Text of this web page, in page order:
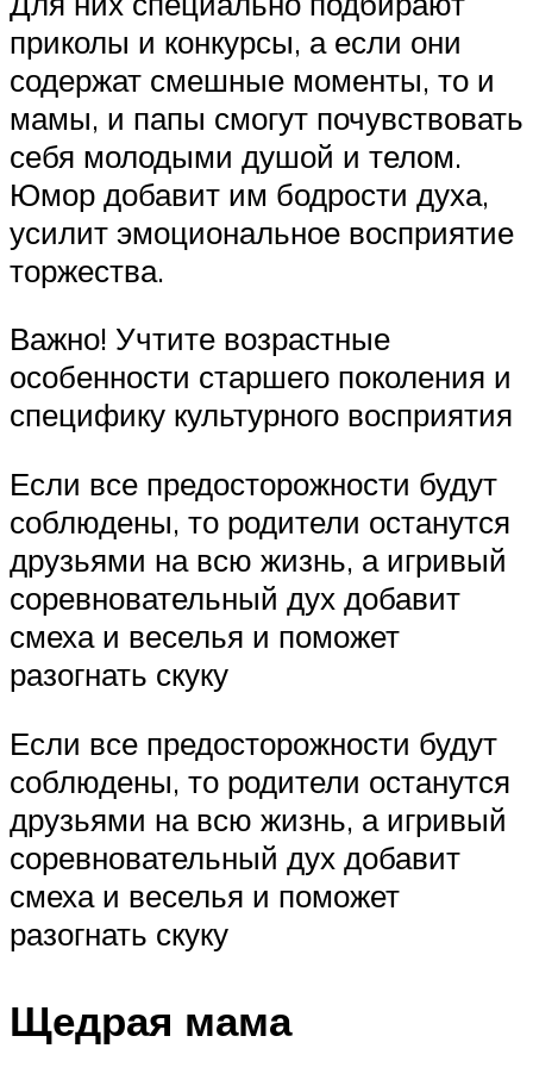
приколы и конкурсы, а если они
содержат смешные моменты, то и
мамы, и папы смогут почувствовать
себя молодыми душой и телом.
Юмор добавит им бодрости духа,
усилит эмоциональное восприятие
торжества.
Важно! Учтите возрастные
особенности старшего поколения и
специфику культурного восприятия
Если все предосторожности будут
соблюдены, то родители останутся
друзьями на всю жизнь, а игривый
соревновательный дух добавит
смеха и веселья и поможет
разогнать скуку
Если все предосторожности будут
соблюдены, то родители останутся
друзьями на всю жизнь, а игривый
соревновательный дух добавит
смеха и веселья и поможет
разогнать скуку
Щедрая мама